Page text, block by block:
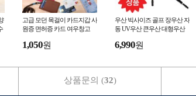
고급 모던 목걸이 카드지갑 사
원증 면허증 카드 여우창고
1,050원
우산 빅사이즈 골프 장우산 자
동 UV우산 큰우산 대형우산
6,990원
상품문의 (32)